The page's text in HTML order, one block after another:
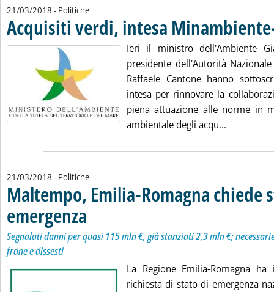
21/03/2018 - Politiche
Acquisiti verdi, intesa
Ieri il ministro dell'Ambiente
presidente dell'Autorità
Raffaele Cantone hanno
intesa per rinnovare la
piena attuazione alle norme in
ambientale degli acqu...
21/03/2018 - Politiche
Maltempo, Emilia-Romagna chiede
emergenza . Sottotitolo: Segnalati danni per quasi 115 mln €, già
. Pubblicata mercoledì 21 marzo 2018 alle 14.55.
Segnalati danni per quasi 115 mln €, già stanziati 2,3 mln €;
frane e dissesti
La Regione Emilia-Romagna
richiesta di stato di emergenza